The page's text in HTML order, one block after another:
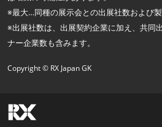
※最大…同種の展示会との出展社数および製
※出展社数は、出展契約企業に加え、共同
ナー企業数も含みます。
Copyright © RX Japan GK